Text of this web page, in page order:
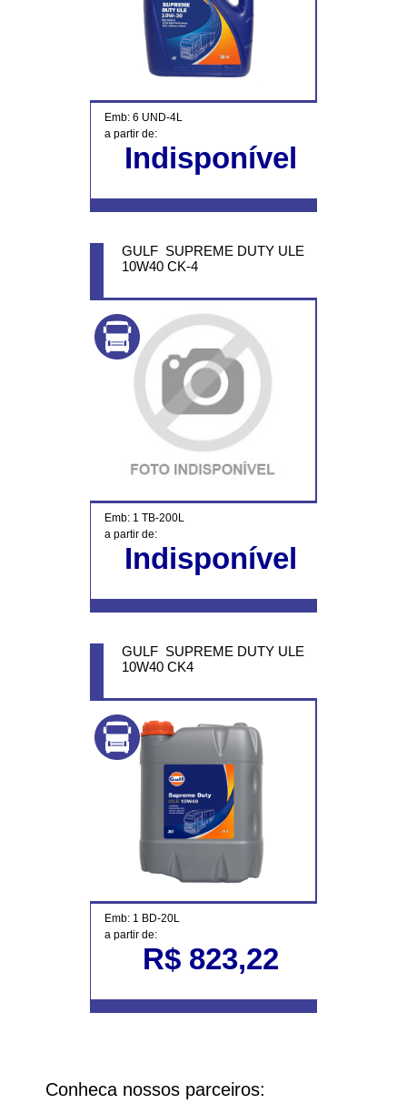
Emb: 6 UND-4L
a partir de:
Indisponível
GULF SUPREME DUTY ULE
10W40 CK-4
Emb: 1 TB-200L
a partir de:
Indisponível
GULF SUPREME DUTY ULE
10W40 CK4
Emb: 1 BD-20L
a partir de:
R$ 823,22
Conheca nossos parceiros: